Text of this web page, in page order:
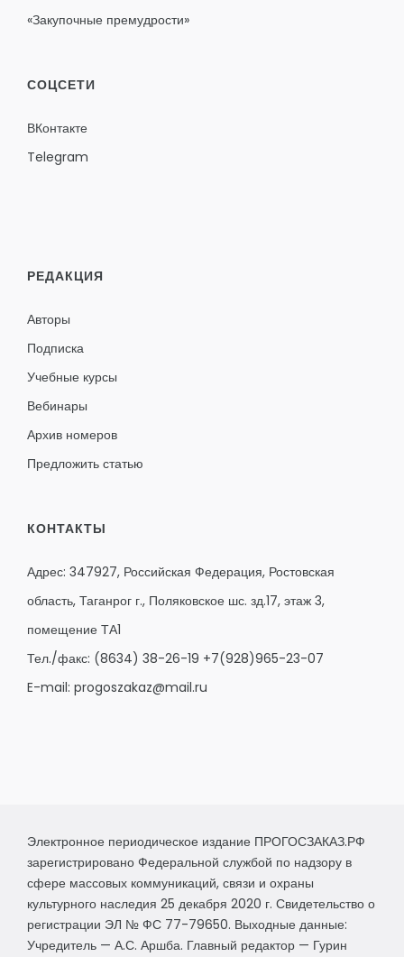
«Закупочные премудрости»
СОЦСЕТИ
ВКонтакте
Telegram
РЕДАКЦИЯ
Авторы
Подписка
Учебные курсы
Вебинары
Архив номеров
Предложить статью
КОНТАКТЫ
Адрес: 347927, Российская Федерация, Ростовская
область, Таганрог г., Поляковское шс. зд.17, этаж 3,
помещение ТА1
Тел./факс: (8634) 38-26-19 +7(928)965-23-07
E-mail: progoszakaz@mail.ru
Электронное периодическое издание ПРОГОСЗАКАЗ.РФ
зарегистрировано Федеральной службой по надзору в
сфере массовых коммуникаций, связи и охраны
культурного наследия 25 декабря 2020 г. Свидетельство о
регистрации ЭЛ № ФС 77-79650. Выходные данные:
Учредитель — А.С. Аршба. Главный редактор — Гурин